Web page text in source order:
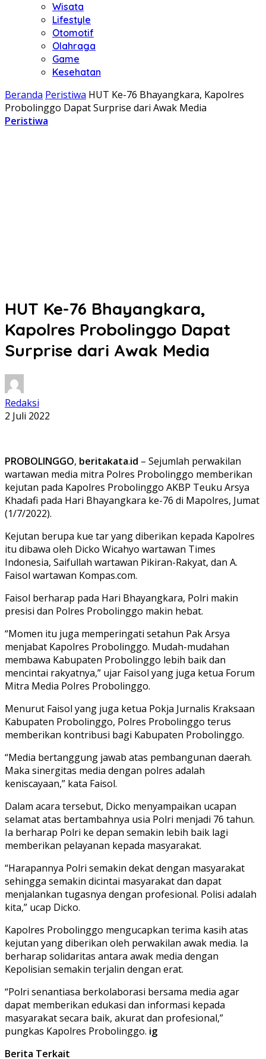
Wisata
Lifestyle
Otomotif
Olahraga
Game
Kesehatan
Beranda Peristiwa HUT Ke-76 Bhayangkara, Kapolres
Probolinggo Dapat Surprise dari Awak Media
Peristiwa
HUT Ke-76 Bhayangkara,
Kapolres Probolinggo Dapat
Surprise dari Awak Media
Redaksi
2 Juli 2022
PROBOLINGGO, beritakata.id – Sejumlah perwakilan
wartawan media mitra Polres Probolinggo memberikan
kejutan pada Kapolres Probolinggo AKBP Teuku Arsya
Khadafi pada Hari Bhayangkara ke-76 di Mapolres, Jumat
(1/7/2022).
Kejutan berupa kue tar yang diberikan kepada Kapolres
itu dibawa oleh Dicko Wicahyo wartawan Times
Indonesia, Saifullah wartawan Pikiran-Rakyat, dan A.
Faisol wartawan Kompas.com.
Faisol berharap pada Hari Bhayangkara, Polri makin
presisi dan Polres Probolinggo makin hebat.
“Momen itu juga memperingati setahun Pak Arsya
menjabat Kapolres Probolinggo. Mudah-mudahan
membawa Kabupaten Probolinggo lebih baik dan
mencintai rakyatnya,” ujar Faisol yang juga ketua Forum
Mitra Media Polres Probolinggo.
Menurut Faisol yang juga ketua Pokja Jurnalis Kraksaan
Kabupaten Probolinggo, Polres Probolinggo terus
memberikan kontribusi bagi Kabupaten Probolinggo.
“Media bertanggung jawab atas pembangunan daerah.
Maka sinergitas media dengan polres adalah
keniscayaan,” kata Faisol.
Dalam acara tersebut, Dicko menyampaikan ucapan
selamat atas bertambahnya usia Polri menjadi 76 tahun.
Ia berharap Polri ke depan semakin lebih baik lagi
memberikan pelayanan kepada masyarakat.
“Harapannya Polri semakin dekat dengan masyarakat
sehingga semakin dicintai masyarakat dan dapat
menjalankan tugasnya dengan profesional. Polisi adalah
kita,” ucap Dicko.
Kapolres Probolinggo mengucapkan terima kasih atas
kejutan yang diberikan oleh perwakilan awak media. Ia
berharap solidaritas antara awak media dengan
Kepolisian semakin terjalin dengan erat.
“Polri senantiasa berkolaborasi bersama media agar
dapat memberikan edukasi dan informasi kepada
masyarakat secara baik, akurat dan profesional,”
pungkas Kapolres Probolinggo. ig
Berita Terkait